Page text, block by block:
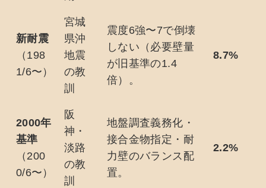
新耐震
（198
1/6〜）
宮城
県沖
地震
の教
訓
震度6強〜7で倒壊
しない（必要壁量
が旧基準の1.4
倍）。
8.7%
2000年
基準
（200
0/6〜）
阪
神・
淡路
の教
訓
地盤調査義務化・
接合金物指定・耐
力壁のバランス配
置。
2.2%